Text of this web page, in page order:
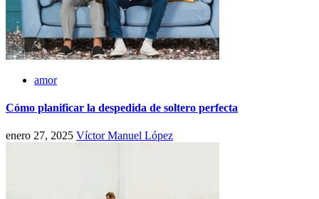
amor
Cómo planificar la despedida de soltero perfecta
enero 27, 2025 Víctor Manuel López